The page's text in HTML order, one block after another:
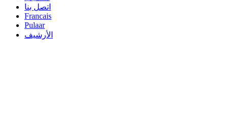
اتصل بنا
Francais
Pulaar
الأرشيف